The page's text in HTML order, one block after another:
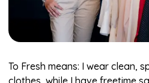
To Fresh means: I wear clean,
clothes, while I have freetime